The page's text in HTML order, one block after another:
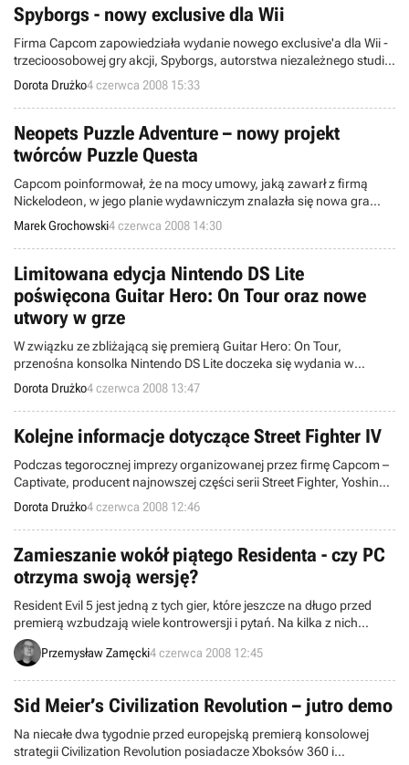
Spyborgs - nowy exclusive dla Wii
Firma Capcom zapowiedziała wydanie nowego exclusive'a dla Wii -
trzecioosobowej gry akcji, Spyborgs, autorstwa niezależnego studia
Bionic Games. Chociaż jest to dopiero pierwszy tytuł tego zespołu,
nie oznacza to wcale, że także pierwszy dla osób w nim
zatrudnionych. Tak naprawdę są oni prawdziwymi weteranami w
branży wirtualnej rozrywki.
Dorota Drużko4 czerwca 2008 15:33
Neopets Puzzle Adventure – nowy projekt
twórców Puzzle Questa
Capcom poinformował, że na mocy umowy, jaką zawarł z firmą
Nickelodeon, w jego planie wydawniczym znalazła się nowa gra
logiczna, nazwana roboczo Neopets Puzzle Adventure.
Developingiem pozycji zajmie się australijskie studio Infinite
Interactive, które dotąd mogło pochwalić się udanym Puzzle Quest:
Challenge of the Warlords.
Marek Grochowski4 czerwca 2008 14:30
Limitowana edycja Nintendo DS Lite
poświęcona Guitar Hero: On Tour oraz nowe
utwory w grze
W związku ze zbliżającą się premierą Guitar Hero: On Tour,
przenośna konsolka Nintendo DS Lite doczeka się wydania w
limitowanej edycji nawiązującej do tego tytułu. W jej skład wejdzie
handheld w kolorze Metallic Silver z ognistym logiem Guitar Hero,
nakładka Guitar Grip, stylizowany na gitarową kostkę stylus oraz
oczywiście sama gra. Cena zestawu wynosić będzie 179.99 USD
(około 392 zł).
Dorota Drużko4 czerwca 2008 13:47
Kolejne informacje dotyczące Street Fighter IV
Podczas tegorocznej imprezy organizowanej przez firmę Capcom –
Captivate, producent najnowszej części serii Street Fighter, Yoshinori
Ono, wyjawił kolejne szczegóły dotyczące tejże gry. To, czego się
dowiedzieliśmy dotyczy głównie różnic pomiędzy wydaniem na
automatach, a „domowym”, czyli na komputerach oraz konsolach
PlayStation 3 i Xbox 360.
Dorota Drużko4 czerwca 2008 12:46
Zamieszanie wokół piątego Residenta - czy PC
otrzyma swoją wersję?
Resident Evil 5 jest jedną z tych gier, które jeszcze na długo przed
premierą wzbudzają wiele kontrowersji i pytań. Na kilka z nich
postarał się odpowiedzieć producent programu, Jun Takeuchi w
informacji udzielonej serwisowi Joystiq.
Przemysław Zamęcki4 czerwca 2008 12:45
Sid Meier’s Civilization Revolution – jutro demo
Na niecałe dwa tygodnie przed europejską premierą konsolowej
strategii Civilization Revolution posiadacze Xboksów 360 i